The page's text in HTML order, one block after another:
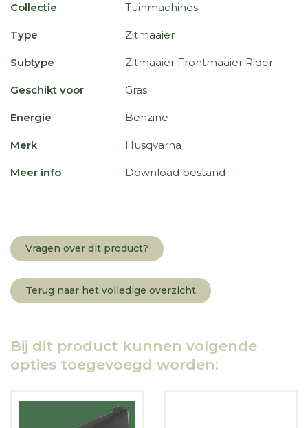
Collectie Tuinmachines
Type Zitmaaier
Subtype Zitmaaier Frontmaaier Rider
Geschikt voor Gras
Energie Benzine
Merk Husqvarna
Meer info Download bestand
Vragen over dit product?
Terug naar het volledige overzicht
Bij dit product kunnen volgende
opties toegevoegd worden: